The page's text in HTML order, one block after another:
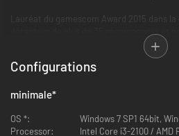
Lauréat du gamescom Award 2015 dans
Dark Souls III repousse une fois de plus
chapitre ambitieux de la série légendaire
Alors que les flammes vacillantes de votre
colossaux. Découvrez un monde épique
et aux combats toujours plus intenses.
Configurations
minimale*
OS *:
Windows 7 SP1 64bit,
Processor:
Intel Core i3-2100 / AMD